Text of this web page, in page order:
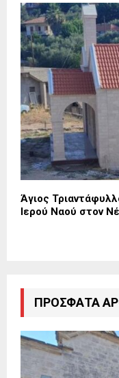
Άγιος
Ιερού Ναού στον
ΠΡΌΣΦΑΤΑ